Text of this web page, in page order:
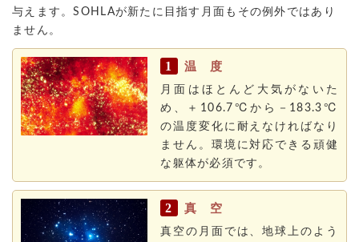
与えます。SOHLAが新たに目指す月面もその例外ではあり
ません。
1 温 度
月面はほとんど大気がないた
め、＋106.7℃から－183.3℃
の温度変化に耐えなければなり
ません。環境に対応できる頑健
な躯体が必須です。
2 真 空
真空の月面では、地球上のよう